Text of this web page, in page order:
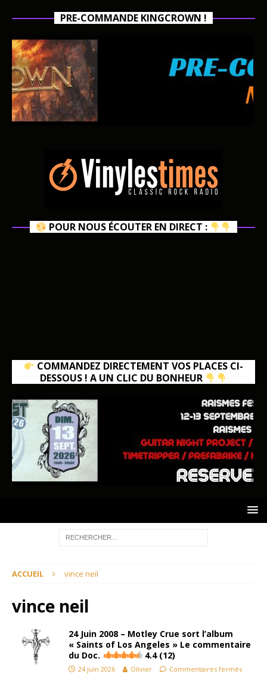
PRE-COMMANDE KINGCROWN !
POUR NOUS ÉCOUTER EN DIRECT :
COMMANDEZ DIRECTEMENT VOS PLACES CI-
DESSOUS ! A UN CLIC DU BONHEUR
ACCUEIL vince neil
vince neil
24 Juin 2008 – Motley Crue sort l’album
« Saints of Los Angeles » Le commentaire
du Doc.
4.4 (12)
24 juin 2026 Olivier Commentaires fermés